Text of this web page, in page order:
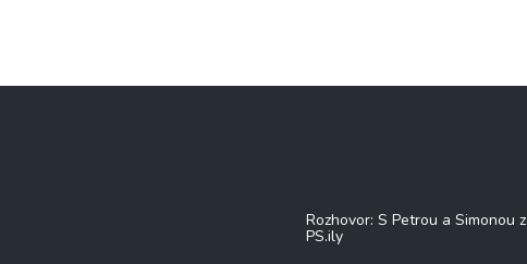
Rozhovor: S Petrou a Simonou z
PS.ily